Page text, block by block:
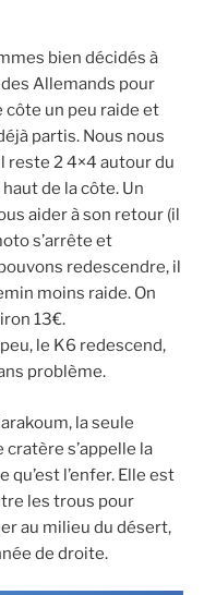
bien décidés à
Allemands pour
côte un peu raide et
partis. Nous nous
reste 2 4×4 autour du
de la côte. Un
aider à son retour (il
s’arrête et
redescendre, il
moins raide. On
13€.
le K6 redescend,
problème.
la seule
cratère s’appelle la
qu’est l’enfer. Elle est
les trous pour
au milieu du désert,
de droite.